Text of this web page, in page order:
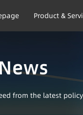
Product &
from the latest